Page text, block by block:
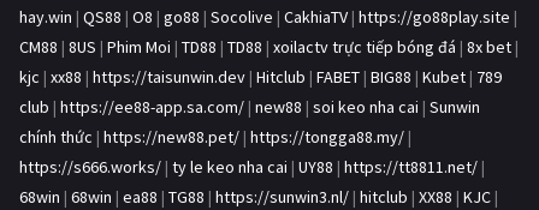
hay.win | QS88 | O8 | go88 | Socolive | CakhiaTV | https://go88play.site |
CM88 | 8US | Phim Moi | TD88 | TD88 | xoilactv trực tiếp bóng đá | 8x bet |
kjc | xx88 | https://taisunwin.dev | Hitclub | FABET | BIG88 | Kubet | 789
club | https://ee88-app.sa.com/ | new88 | soi keo nha cai | Sunwin
chính thức | https://new88.pet/ | https://tongga88.my/ |
https://s666.works/ | ty le keo nha cai | UY88 | https://tt8811.net/ |
68win | 68win | ea88 | TG88 | https://sunwin3.nl/ | hitclub | XX88 | KJC |